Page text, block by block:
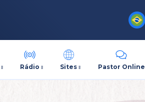
Rádio Sites Pastor Online